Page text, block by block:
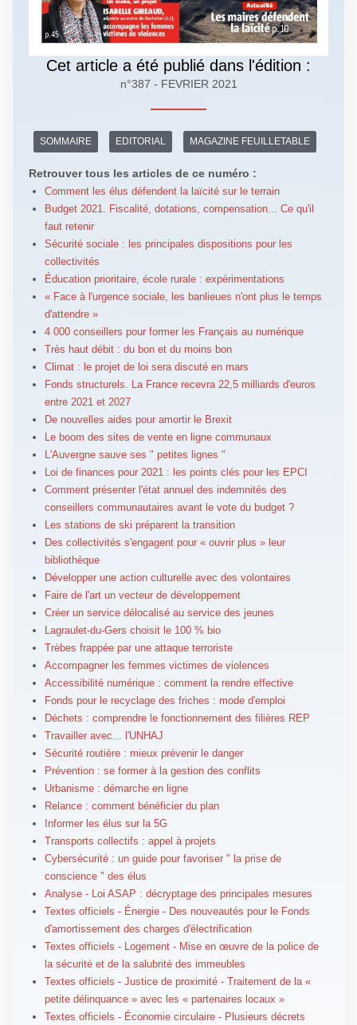
Cet article a été publié dans l'édition :
n°387 - FEVRIER 2021
SOMMAIRE EDITORIAL MAGAZINE FEUILLETABLE
Retrouver tous les articles de ce numéro :
Comment les élus défendent la laïcité sur le terrain
Budget 2021. Fiscalité, dotations, compensation... Ce qu'il
faut retenir
Sécurité sociale : les principales dispositions pour les
collectivités
Éducation prioritaire, école rurale : expérimentations
« Face à l'urgence sociale, les banlieues n'ont plus le temps
d'attendre »
4 000 conseillers pour former les Français au numérique
Très haut débit : du bon et du moins bon
Climat : le projet de loi sera discuté en mars
Fonds structurels. La France recevra 22,5 milliards d'euros
entre 2021 et 2027
De nouvelles aides pour amortir le Brexit
Le boom des sites de vente en ligne communaux
L'Auvergne sauve ses " petites lignes "
Loi de finances pour 2021 : les points clés pour les EPCI
Comment présenter l'état annuel des indemnités des
conseillers communautaires avant le vote du budget ?
Les stations de ski préparent la transition
Des collectivités s'engagent pour « ouvrir plus » leur
bibliothèque
Développer une action culturelle avec des volontaires
Faire de l'art un vecteur de développement
Créer un service délocalisé au service des jeunes
Lagraulet-du-Gers choisit le 100 % bio
Trèbes frappée par une attaque terroriste
Accompagner les femmes victimes de violences
Accessibilité numérique : comment la rendre effective
Fonds pour le recyclage des friches : mode d'emploi
Déchets : comprendre le fonctionnement des filières REP
Travailler avec... l'UNHAJ
Sécurité routière : mieux prévenir le danger
Prévention : se former à la gestion des conflits
Urbanisme : démarche en ligne
Relance : comment bénéficier du plan
Informer les élus sur la 5G
Transports collectifs : appel à projets
Cybersécurité : un guide pour favoriser " la prise de
conscience " des élus
Analyse - Loi ASAP : décryptage des principales mesures
Textes officiels - Énergie - Des nouveautés pour le Fonds
d'amortissement des charges d'électrification
Textes officiels - Logement - Mise en œuvre de la police de
la sécurité et de la salubrité des immeubles
Textes officiels - Justice de proximité - Traitement de la «
petite délinquance » avec les « partenaires locaux »
Textes officiels - Économie circulaire - Plusieurs décrets